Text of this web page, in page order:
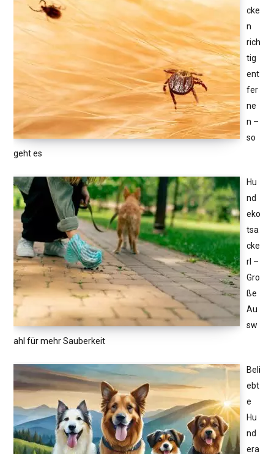
cke
n
rich
tig
ent
fer
ne
n –
so
geht es
Hu
nd
eko
tsa
cke
rl –
Gro
ße
Au
sw
ahl für mehr Sauberkeit
Beli
ebt
e
Hu
nd
era